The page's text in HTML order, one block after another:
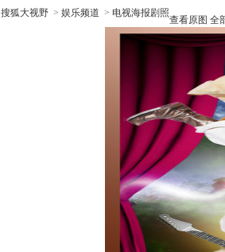
搜狐大视野 > 娱乐频道 > 电视海报剧照
查看原图 全